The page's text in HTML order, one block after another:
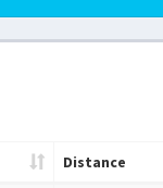
Distance